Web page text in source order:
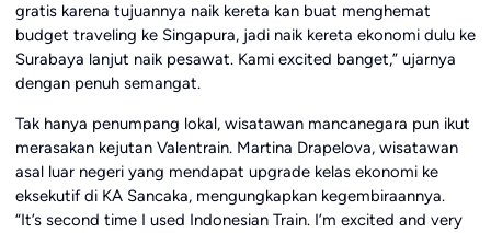
gratis karena tujuannya naik kereta kan buat menghemat
budget traveling ke Singapura, jadi naik kereta ekonomi dulu ke
Surabaya lanjut naik pesawat. Kami excited banget,” ujarnya
dengan penuh semangat.
Tak hanya penumpang lokal, wisatawan mancanegara pun ikut
merasakan kejutan Valentrain. Martina Drapelova, wisatawan
asal luar negeri yang mendapat upgrade kelas ekonomi ke
eksekutif di KA Sancaka, mengungkapkan kegembiraannya.
“It’s second time I used Indonesian Train. I’m excited and very